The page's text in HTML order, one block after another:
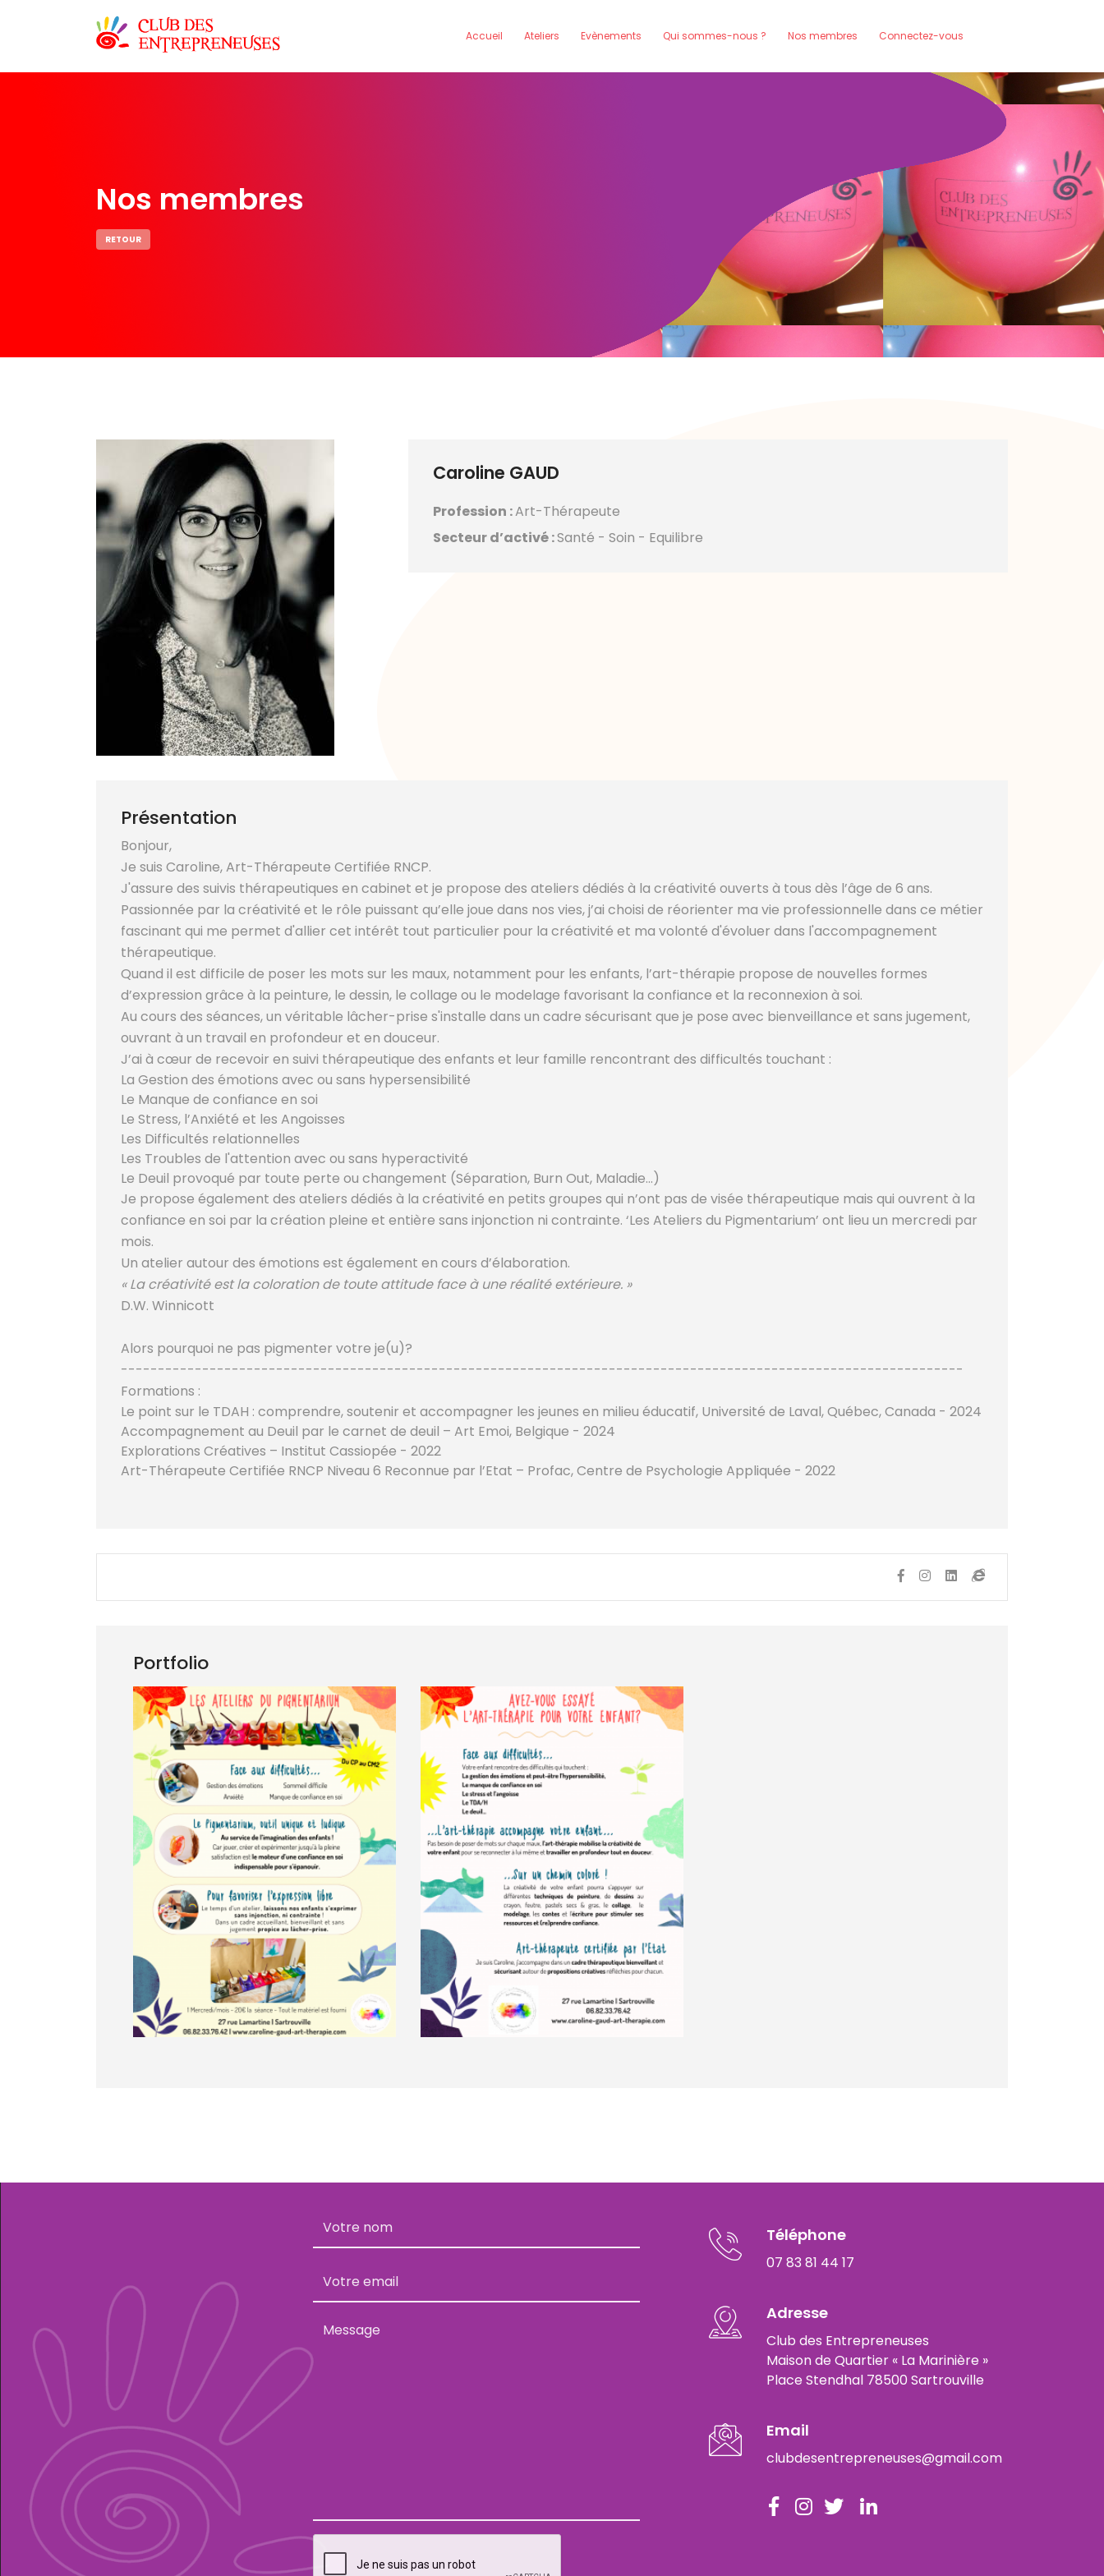
Accueil Ateliers Evènements Qui sommes-nous ? Nos membres Connectez-vous
Nos membres
RETOUR
Caroline GAUD
Profession :Art-Thérapeute
Secteur d’activé :Santé - Soin - Equilibre
Présentation
Bonjour,
Je suis Caroline, Art-Thérapeute Certifiée RNCP.
J'assure des suivis thérapeutiques en cabinet et je propose des ateliers dédiés à la créativité ouverts à tous dès l’âge de 6 ans.
Passionnée par la créativité et le rôle puissant qu’elle joue dans nos vies, j’ai choisi de réorienter ma vie professionnelle dans ce métier
fascinant qui me permet d'allier cet intérêt tout particulier pour la créativité et ma volonté d'évoluer dans l'accompagnement
thérapeutique.
Quand il est difficile de poser les mots sur les maux, notamment pour les enfants, l’art-thérapie propose de nouvelles formes
d’expression grâce à la peinture, le dessin, le collage ou le modelage favorisant la confiance et la reconnexion à soi.
Au cours des séances, un véritable lâcher-prise s'installe dans un cadre sécurisant que je pose avec bienveillance et sans jugement,
ouvrant à un travail en profondeur et en douceur.
J’ai à cœur de recevoir en suivi thérapeutique des enfants et leur famille rencontrant des difficultés touchant :
La Gestion des émotions avec ou sans hypersensibilité
Le Manque de confiance en soi
Le Stress, l’Anxiété et les Angoisses
Les Difficultés relationnelles
Les Troubles de l'attention avec ou sans hyperactivité
Le Deuil provoqué par toute perte ou changement (Séparation, Burn Out, Maladie...)
Je propose également des ateliers dédiés à la créativité en petits groupes qui n’ont pas de visée thérapeutique mais qui ouvrent à la
confiance en soi par la création pleine et entière sans injonction ni contrainte. ‘Les Ateliers du Pigmentarium’ ont lieu un mercredi par
mois.
Un atelier autour des émotions est également en cours d’élaboration.
« La créativité est la coloration de toute attitude face à une réalité extérieure. »
D.W. Winnicott
Alors pourquoi ne pas pigmenter votre je(u)?
------------------------------------------------------------------------------------------------------------------
Formations :
Le point sur le TDAH : comprendre, soutenir et accompagner les jeunes en milieu éducatif, Université de Laval, Québec, Canada - 2024
Accompagnement au Deuil par le carnet de deuil – Art Emoi, Belgique - 2024
Explorations Créatives – Institut Cassiopée - 2022
Art-Thérapeute Certifiée RNCP Niveau 6 Reconnue par l’Etat – Profac, Centre de Psychologie Appliquée - 2022
Portfolio
Téléphone
07 83 81 44 17
Adresse
Club des Entrepreneuses
Maison de Quartier « La Marinière »
Place Stendhal 78500 Sartrouville
Email
clubdesentrepreneuses@gmail.com